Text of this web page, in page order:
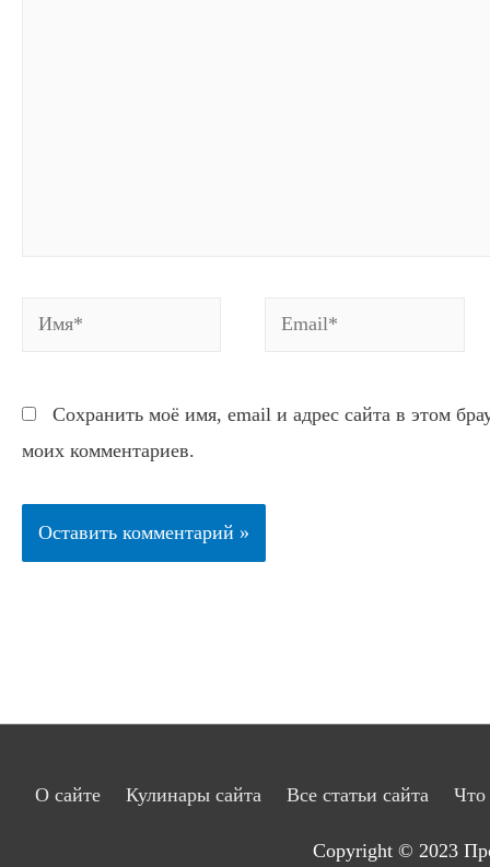
Имя* Email*
Сохранить моё имя, email и адрес сайта в этом
моих комментариев.
О сайте Кулинары сайта Все статьи сайта Что
Copyright © 2023